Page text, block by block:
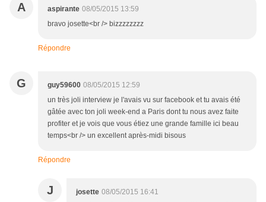
A aspirante 08/05/2015 13:59
bravo josette<br /> bizzzzzzzz
Répondre
G guy59600 08/05/2015 12:59
un très joli interview je l'avais vu sur facebook et tu avais été
gâtée avec ton joli week-end a Paris dont tu nous avez faite
profiter et je vois que vous étiez une grande famille ici beau
temps<br /> un excellent après-midi bisous
Répondre
J josette 08/05/2015 16:41